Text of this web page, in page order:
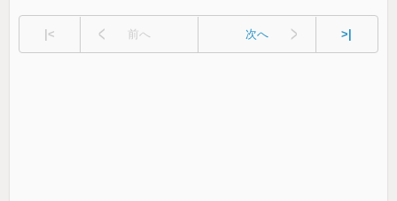
|< 前へ 次へ >|